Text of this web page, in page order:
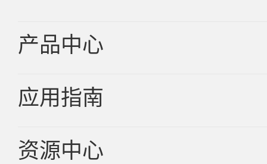
产品中心
车规品
消费品
应用指南
汽车电子
资源中心